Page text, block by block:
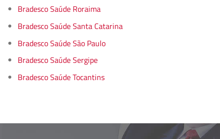
Bradesco Saúde Roraima
Bradesco Saúde Santa Catarina
Bradesco Saúde São Paulo
Bradesco Saúde Sergipe
Bradesco Saúde Tocantins